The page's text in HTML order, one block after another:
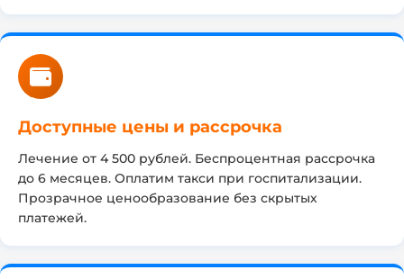
Доступные цены и рассрочка
Лечение от 4 500 рублей. Беспроцентная рассрочка
до 6 месяцев. Оплатим такси при госпитализации.
Прозрачное ценообразование без скрытых
платежей.